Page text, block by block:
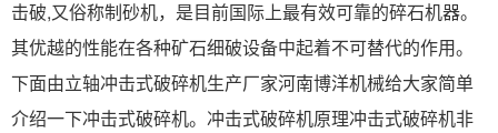
击破,又俗称制砂机，是目前国际上最有效可靠的碎石机器。
其优越的性能在各种矿石细破设备中起着不可替代的作用。
下面由立轴冲击式破碎机生产厂家河南博洋机械给大家简单
介绍一下冲击式破碎机。冲击式破碎机原理冲击式破碎机非